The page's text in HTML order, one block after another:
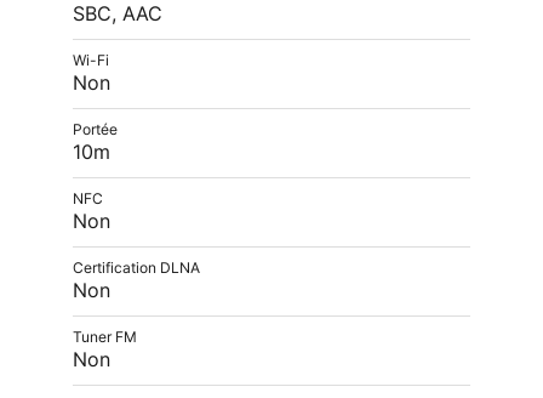
SBC, AAC
Wi-Fi
Non
Portée
10m
NFC
Non
Certification DLNA
Non
Tuner FM
Non